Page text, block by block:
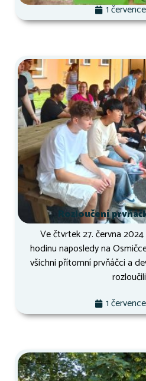
1
Rozloučení
Ve čtvrtek 27. června
hodinu naposledy na
všichni přítomní prvňáčci a
1